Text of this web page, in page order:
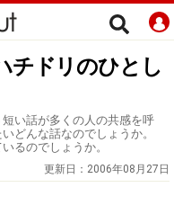
チドリのひとし
い話が多くの人の共感を呼
どんな話なのでしょうか。
るのでしょうか。
更新日： 2006年08月27日